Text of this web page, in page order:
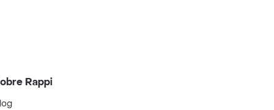
Rappi